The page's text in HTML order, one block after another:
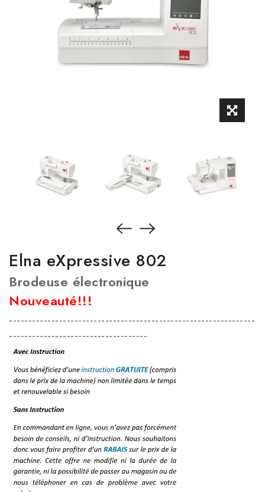
Elna eXpressive 802
Brodeuse électronique
Nouveauté!!!
----------------------------------------------------------------
------------------------------------